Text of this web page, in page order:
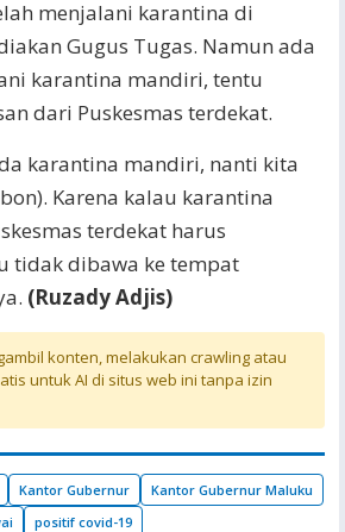
menjalani karantina di
Gugus Tugas. Namun ada
karantina mandiri, tentu
dari Puskesmas terdekat.
karantina mandiri, nanti kita
Karena kalau karantina
terdekat harus
tidak dibawa ke tempat
(Ruzady Adjis)
konten, melakukan crawling atau
untuk AI di situs web ini tanpa izin
Kantor Gubernur
Kantor Gubernur Maluku
positif covid-19